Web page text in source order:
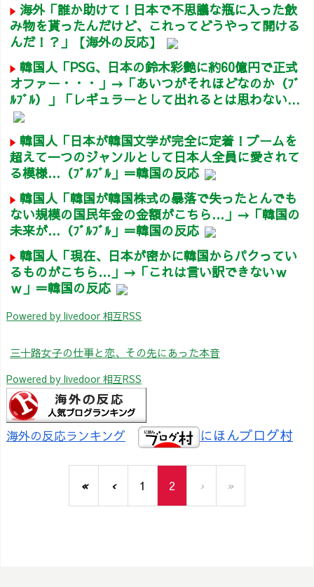
海外「誰か助けて！日本で不思議な瓶に入った飲
み物を貰ったんだけど、これってどうやって開ける
んだ！？」【海外の反応】
韓国人「PSG、日本の鈴木彩艶に約60億円で正式
オファー・・・」→「あいつがそれほどなのか（ﾌﾞ
ﾙﾌﾞﾙ）」「レギュラーとして出れるとは思わない...
韓国人「日本が韓国文学が完全に定着！ブームを
超えて一つのジャンルとして日本人全員に愛されて
る模様…（ﾌﾞﾙﾌﾞﾙ」＝韓国の反応
韓国人「韓国が韓国株式の暴落で失ったとんでも
ない規模の国民年金の金額がこちら…」→「韓国の
未来が…（ﾌﾞﾙﾌﾞﾙ」＝韓国の反応
韓国人「現在、日本が密かに韓国からパクってい
るものがこちら…」→「これは言い訳できないｗ
ｗ」＝韓国の反応
Powered by livedoor 相互RSS
三十路女子の仕事と恋、その先にあった本音
Powered by livedoor 相互RSS
海外の反応ランキング にほんブログ村
« ‹ 1 2 › »